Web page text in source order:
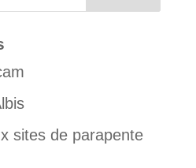
sites de parapente